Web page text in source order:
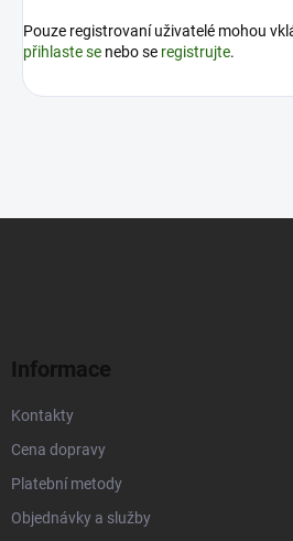
Pouze registrovaní uživatelé mohou
přihlaste se nebo se registrujte.
Informace
Kontakty
Cena dopravy
Platební metody
Objednávky a služby